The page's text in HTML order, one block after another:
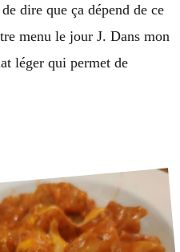
dire que ça dépend de ce
menu le jour J. Dans mon
léger qui permet de